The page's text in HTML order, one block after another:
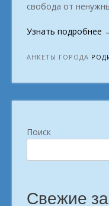
свобода от
Узнать подробнее
АНКЕТЫ ГОРОДА
Поиск
Свежие